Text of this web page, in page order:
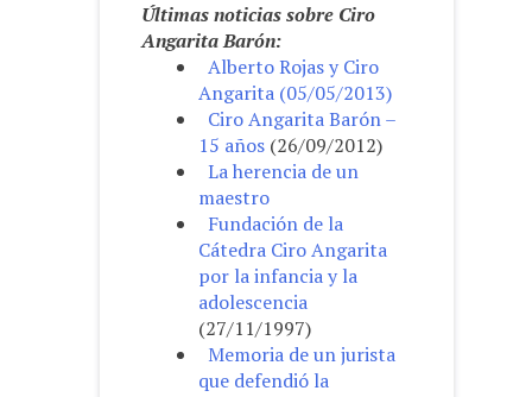
Últimas noticias sobre Ciro
Angarita Barón:
Alberto Rojas y Ciro
Angarita (05/05/2013)
Ciro Angarita Barón –
15 años(26/09/2012)
La herencia de un
maestro
Fundación de la
Cátedra Ciro Angarita
por la infancia y la
adolescencia
(27/11/1997)
Memoria de un jurista
que defendió la